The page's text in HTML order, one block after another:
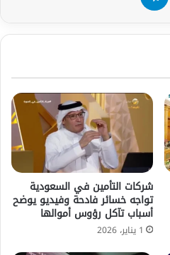
شركات التأمين في السعودية
تواجه خسائر فادحة وفيديو يوضح
أسباب تآكل رؤوس أموالها
1 يناير، 2026